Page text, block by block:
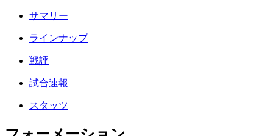
サマリー
ラインナップ
戦評
試合速報
スタッツ